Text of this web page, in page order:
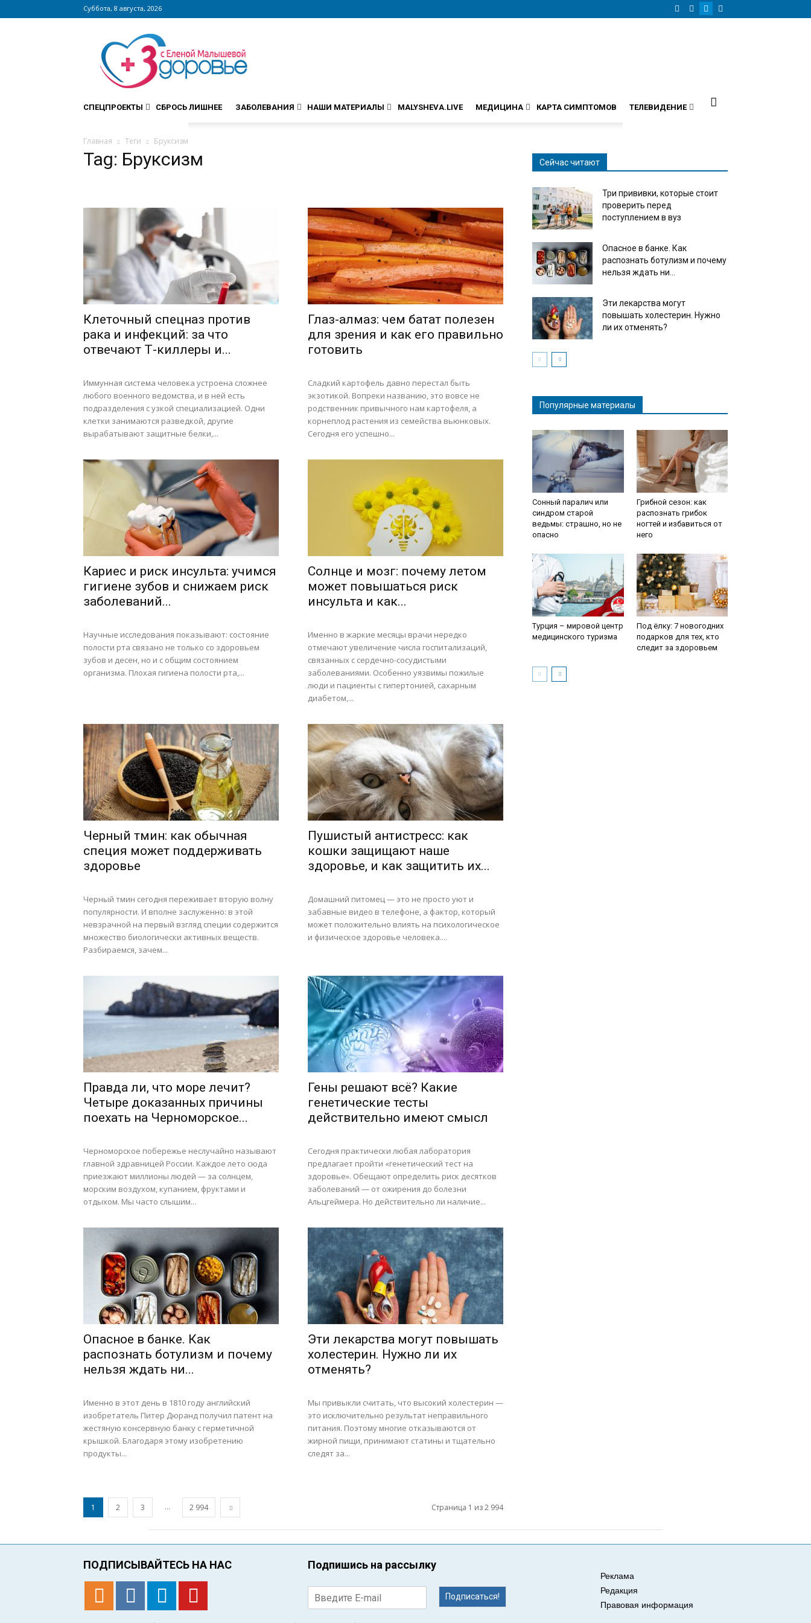
Суббота, 8 августа, 2026
Сайт
zdorovieinfo.ru
крупнейший
медицинский
интернет-
СПЕЦПРОЕКТЫ СБРОСЬ ЛИШНЕЕ ЗАБОЛЕВАНИЯ НАШИ МАТЕРИАЛЫ MALYSHEVA.LIVE МЕДИЦИНА КАРТА СИМПТОМОВ ТЕЛЕВИДЕНИЕ
Главная Теги Бруксизм
Tag: Бруксизм
Клеточный спецназ против
рака и инфекций: за что
отвечают Т-киллеры и...
Иммунная система человека устроена сложнее
любого военного ведомства, и в ней есть
подразделения с узкой специализацией. Одни
клетки занимаются разведкой, другие
вырабатывают защитные белки,...
Глаз-алмаз: чем батат полезен
для зрения и как его правильно
готовить
Сладкий картофель давно перестал быть
экзотикой. Вопреки названию, это вовсе не
родственник привычного нам картофеля, а
корнеплод растения из семейства вьюнковых.
Сегодня его успешно...
Кариес и риск инсульта: учимся
гигиене зубов и снижаем риск
заболеваний...
Научные исследования показывают: состояние
полости рта связано не только со здоровьем
зубов и десен, но и с общим состоянием
организма. Плохая гигиена полости рта,...
Солнце и мозг: почему летом
может повышаться риск
инсульта и как...
Именно в жаркие месяцы врачи нередко
отмечают увеличение числа госпитализаций,
связанных с сердечно-сосудистыми
заболеваниями. Особенно уязвимы пожилые
люди и пациенты с гипертонией, сахарным
диабетом,...
Черный тмин: как обычная
специя может поддерживать
здоровье
Черный тмин сегодня переживает вторую волну
популярности. И вполне заслуженно: в этой
невзрачной на первый взгляд специи содержится
множество биологически активных веществ.
Разбираемся, зачем...
Пушистый антистресс: как
кошки защищают наше
здоровье, и как защитить их...
Домашний питомец — это не просто уют и
забавные видео в телефоне, а фактор, который
может положительно влиять на психологическое
и физическое здоровье человека....
Правда ли, что море лечит?
Четыре доказанных причины
поехать на Черноморское...
Черноморское побережье неслучайно называют
главной здравницей России. Каждое лето сюда
приезжают миллионы людей — за солнцем,
морским воздухом, купанием, фруктами и
отдыхом. Мы часто слышим...
Гены решают всё? Какие
генетические тесты
действительно имеют смысл
Сегодня практически любая лаборатория
предлагает пройти «генетический тест на
здоровье». Обещают определить риск десятков
заболеваний — от ожирения до болезни
Альцгеймера. Но действительно ли наличие...
Опасное в банке. Как
распознать ботулизм и почему
нельзя ждать ни...
Именно в этот день в 1810 году английский
изобретатель Питер Дюранд получил патент на
жестяную консервную банку с герметичной
крышкой. Благодаря этому изобретению
продукты...
Эти лекарства могут повышать
холестерин. Нужно ли их
отменять?
Мы привыкли считать, что высокий холестерин —
это исключительно результат неправильного
питания. Поэтому многие отказываются от
жирной пищи, принимают статины и тщательно
следят за...
1 2 3 ... 2 994 Страница 1 из 2 994
Сейчас читают
Три прививки, которые стоит
проверить перед
поступлением в вуз
Опасное в банке. Как
распознать ботулизм и почему
нельзя ждать ни...
Эти лекарства могут
повышать холестерин. Нужно
ли их отменять?
Популярные материалы
Сонный паралич или
синдром старой
ведьмы: страшно, но не
опасно
Грибной сезон: как
распознать грибок
ногтей и избавиться от
него
Турция – мировой центр
медицинского туризма
Под ёлку: 7 новогодних
подарков для тех, кто
следит за здоровьем
ПОДПИСЫВАЙТЕСЬ НА НАС Подпишись на рассылку
Подписаться!
Реклама
Редакция
Правовая информация